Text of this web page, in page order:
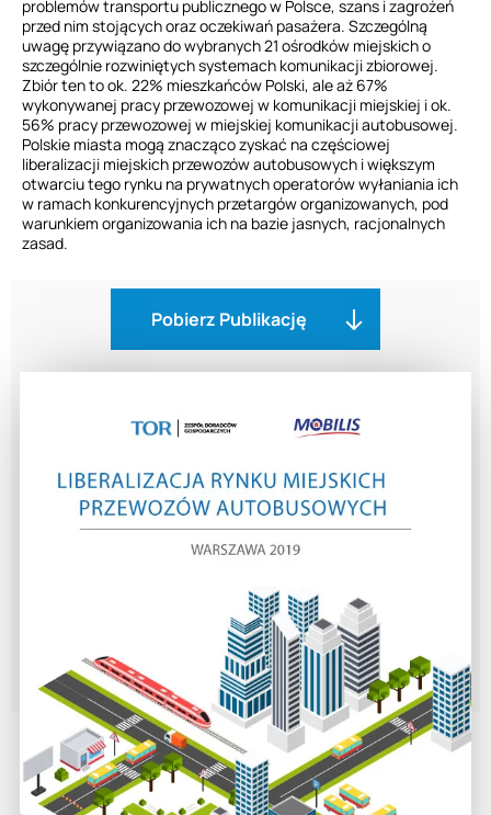
problemów transportu publicznego w Polsce, szans i zagrożeń
przed nim stojących oraz oczekiwań pasażera. Szczególną
uwagę przywiązano do wybranych 21 ośrodków miejskich o
szczególnie rozwiniętych systemach komunikacji zbiorowej.
Zbiór ten to ok. 22% mieszkańców Polski, ale aż 67%
wykonywanej pracy przewozowej w komunikacji miejskiej i ok.
56% pracy przewozowej w miejskiej komunikacji autobusowej.
Polskie miasta mogą znacząco zyskać na częściowej
liberalizacji miejskich przewozów autobusowych i większym
otwarciu tego rynku na prywatnych operatorów wyłaniania ich
w ramach konkurencyjnych przetargów organizowanych, pod
warunkiem organizowania ich na bazie jasnych, racjonalnych
zasad.
Pobierz Publikację